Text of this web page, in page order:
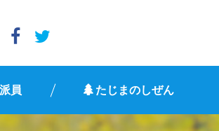
員 たじまのしぜん